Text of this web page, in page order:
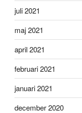
juli 2021
maj 2021
april 2021
februari 2021
januari 2021
december 2020